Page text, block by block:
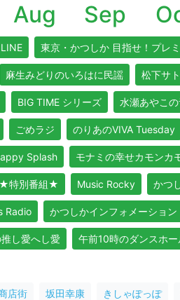
Aug Sep
東京・かつしか 目指せ！プレ
麻生みどりのいろはに民謡 松下サ
BIG TIME シリーズ 水瀬あやこ
ごめラジ のりあのVIVA Tuesday
Splash モナミの幸せカモンカ
★特別番組★ Music Rocky かつ
Radio かつしかインフォメーション
し愛へし愛 午前10時のダンスホー
店街 坂田幸康 きしゃぽっぽ